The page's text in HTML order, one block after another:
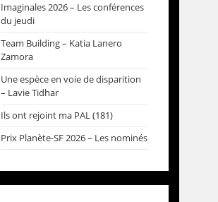
Imaginales 2026 – Les conférences
du jeudi
Team Building – Katia Lanero
Zamora
Une espèce en voie de disparition
– Lavie Tidhar
Ils ont rejoint ma PAL (181)
Prix Planète-SF 2026 – Les nominés